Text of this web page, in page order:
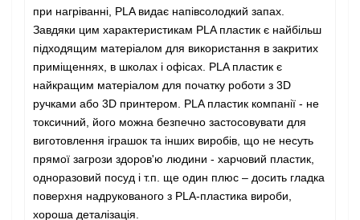
при нагріванні, PLA видає напівсолодкий запах.
Завдяки цим характеристикам PLA пластик є найбільш
підходящим матеріалом для використання в закритих
приміщеннях, в школах і офісах. PLA пластик є
найкращим матеріалом для початку роботи з 3D
ручками або 3D принтером. PLA пластик компанії - не
токсичний, його можна безпечно застосовувати для
виготовлення іграшок та інших виробів, що не несуть
прямої загрози здоров'ю людини - харчовий пластик,
одноразовий посуд і т.п. ще один плюс – досить гладка
поверхня надрукованого з PLA-пластика вироби,
хороша деталізація.